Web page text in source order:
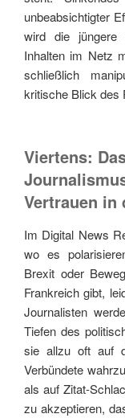
unbeabsichtigter
wird die jüngere
Inhalten im Netz
schließlich
kritische Blick
Viertens:
Vertrauen
Im Digital News
wo es
Brexit oder
Frankreich gibt,
Journalisten
Tiefen des
sie allzu oft auf
Verbündete
als auf Zitat-
zu akzeptieren,